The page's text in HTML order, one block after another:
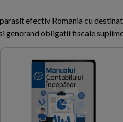
efectiv Romania cu
generand obligatii fiscale